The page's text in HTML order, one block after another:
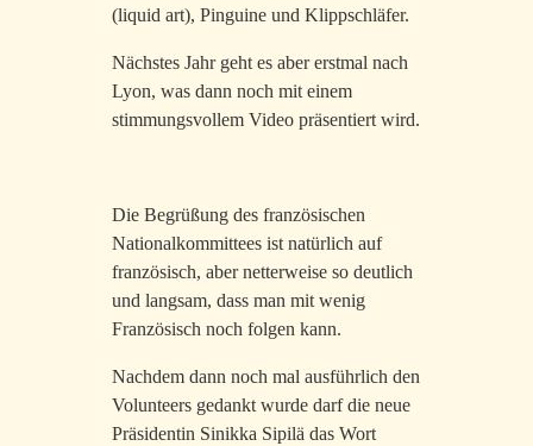
(liquid art), Pinguine und Klippschläfer.
Nächstes Jahr geht es aber erstmal nach
Lyon, was dann noch mit einem
stimmungsvollem Video präsentiert wird.
Die Begrüßung des französischen
Nationalkommittees ist natürlich auf
französisch, aber netterweise so deutlich
und langsam, dass man mit wenig
Französisch noch folgen kann.
Nachdem dann noch mal ausführlich den
Volunteers gedankt wurde darf die neue
Präsidentin Sinikka Sipilä das Wort